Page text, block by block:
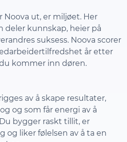
Noova ut, er miljøet. Her
deler kunnskap, heier på
suksess. Noova scorer
år etter
kommer inn døren.
av å skape resultater,
og som får energi av å
bygger raskt tillit, er
og liker følelsen av å ta en